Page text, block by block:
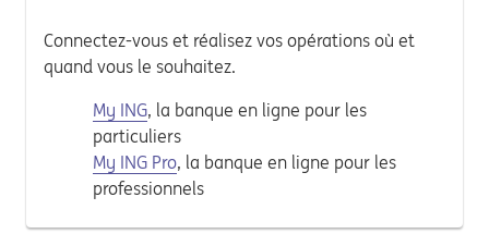
Connectez-vous et réalisez vos opérations où et
quand vous le souhaitez.
My ING, la banque en ligne pour les
particuliers
My ING Pro, la banque en ligne pour les
professionnels